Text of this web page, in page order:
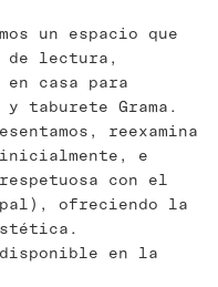
un espacio que
de lectura,
casa para
taburete Grama.
reexamina
e
con el
ofreciendo la
en la